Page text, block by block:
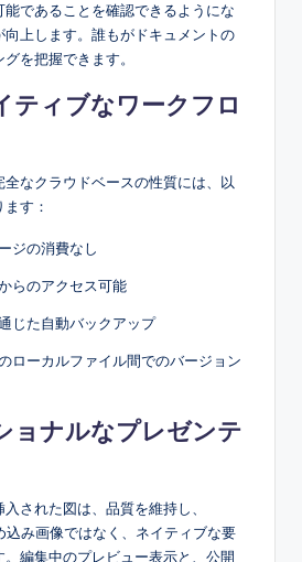
であることを確認できるようにな
向上します。誰もがドキュメントの
を把握できます。
ティブなワークフロ
なクラウドベースの性質には、以
す：
ジの消費なし
らのアクセス可能
じた自動バックアップ
ローカルファイル間でのバージョン
ョナルなプレゼンテ
された図は、品質を維持し、
み画像ではなく、ネイティブな要
編集中のプレビュー表示と、公開